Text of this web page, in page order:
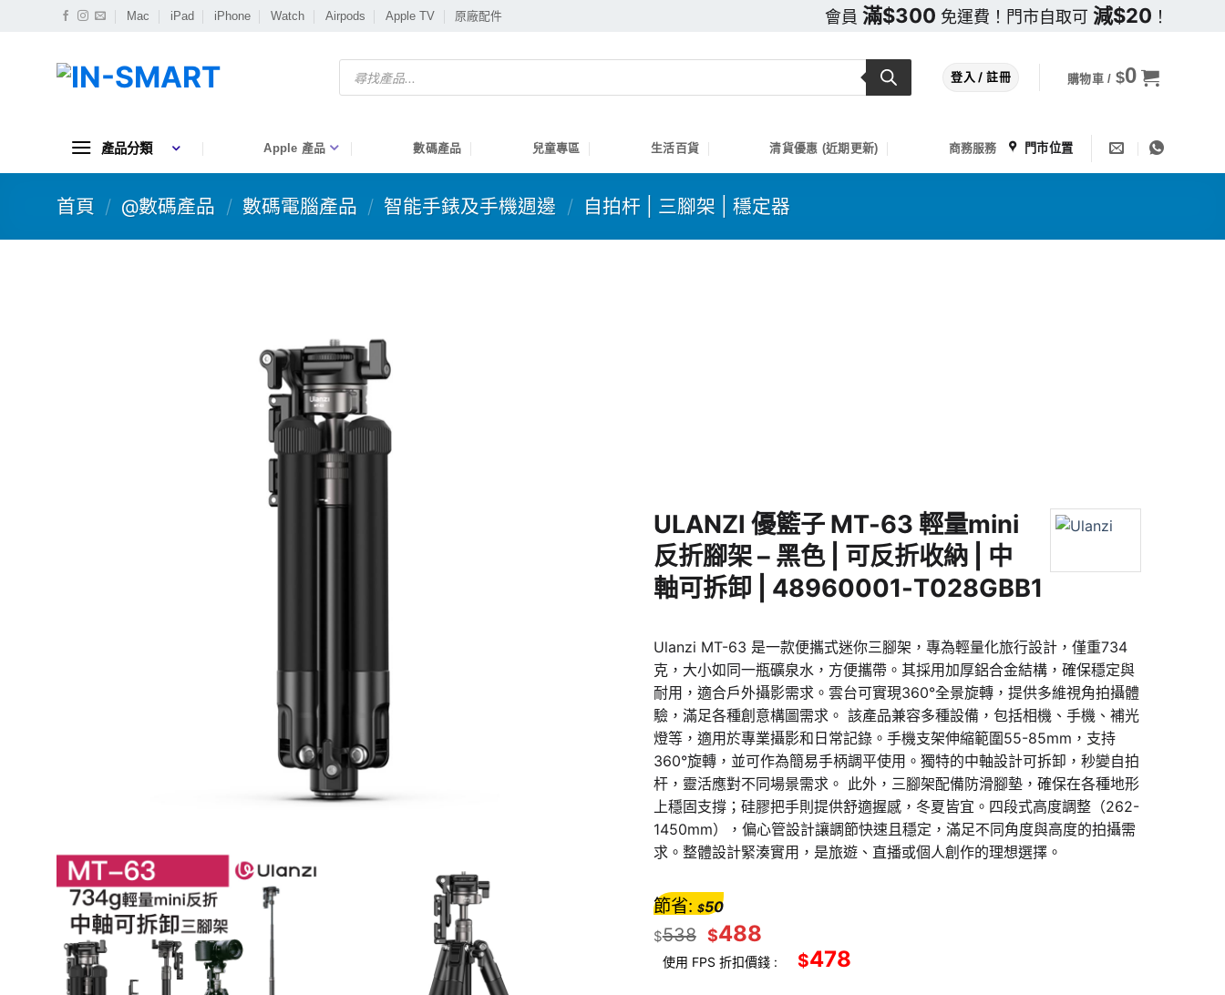
Mac iPad iPhone Watch Airpods Apple TV 原廠配件 會員 滿$300 免運費！門市自取可 減$20 ！
Products
search
登入 / 註冊 購物車 / $0
產品分類 Apple 產品 數碼產品 兒童專區 生活百貨 清貨優惠 (近期更新) 商務服務 門市位置
首頁 / @數碼產品 / 數碼電腦產品 / 智能手錶及手機週邊 / 自拍杆 | 三腳架 | 穩定器
ULANZI 優籃子 MT-63 輕量mini
反折腳架 – 黑色 | 可反折收納 | 中
軸可拆卸 | 48960001-T028GBB1
Ulanzi MT-63 是一款便攜式迷你三腳架，專為輕量化旅行設計，僅重734
克，大小如同一瓶礦泉水，方便攜帶。其採用加厚鋁合金結構，確保穩定與
耐用，適合戶外攝影需求。雲台可實現360°全景旋轉，提供多維視角拍攝體
驗，滿足各種創意構圖需求。 該產品兼容多種設備，包括相機、手機、補光
燈等，適用於專業攝影和日常記錄。手機支架伸縮範圍55-85mm，支持
360°旋轉，並可作為簡易手柄調平使用。獨特的中軸設計可拆卸，秒變自拍
杆，靈活應對不同場景需求。 此外，三腳架配備防滑腳墊，確保在各種地形
上穩固支撐；硅膠把手則提供舒適握感，冬夏皆宜。四段式高度調整（262-
1450mm），偏心管設計讓調節快速且穩定，滿足不同角度與高度的拍攝需
求。整體設計緊湊實用，是旅遊、直播或個人創作的理想選擇。
$538 $488
節省: $50
使用 FPS 折扣價錢 : $478